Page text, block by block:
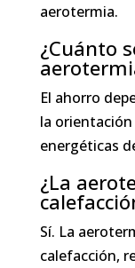
aerotermia.
¿Cuánto
El ahorro
la orientación
energéticas
¿La
Sí. La
calefacción,